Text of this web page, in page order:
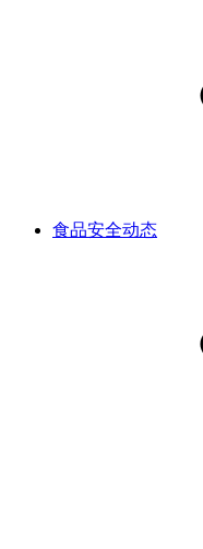
食品安全动态